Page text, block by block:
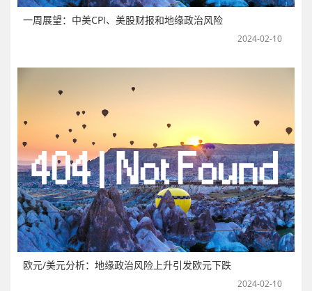
一周展望：中美CPI、美股财报和地缘政治风险
2024-02-10
欧元/美元分析：地缘政治风险上升引发欧元下跌
2024-02-10